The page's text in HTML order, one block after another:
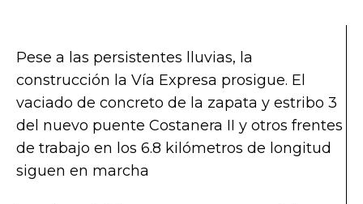
Pese a las persistentes lluvias, la
construcción la Vía Expresa prosigue. El
vaciado de concreto de la zapata y estribo 3
del nuevo puente Costanera II y otros frentes
de trabajo en los 6.8 kilómetros de longitud
siguen en marcha